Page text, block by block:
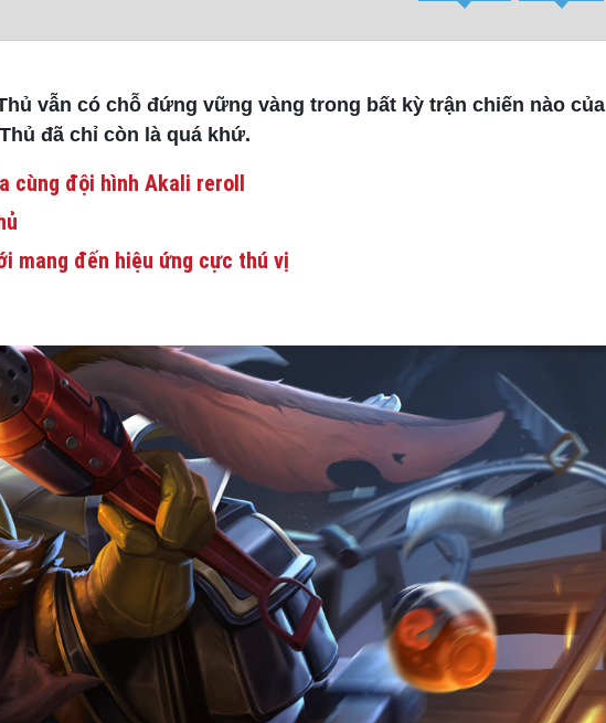
vẫn có chỗ đứng vững vàng trong bất kỳ trận chiến nào của
đã chỉ còn là quá khứ.
cùng đội hình Akali reroll
mang đến hiệu ứng cực thú vị